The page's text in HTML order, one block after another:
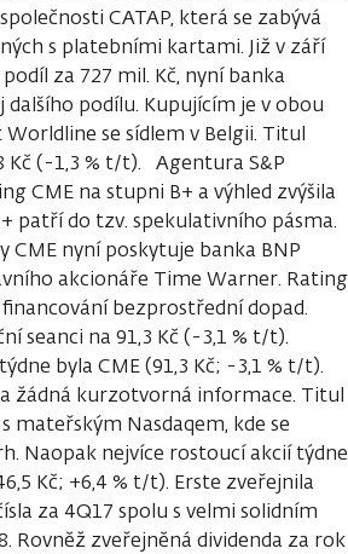
CATAP, která se zabývá
s platebními kartami. Již v září
za 727 mil. Kč, nyní banka
podílu. Kupujícím je v obou
se sídlem v Belgii. Titul
Kč (-1,3 % t/t). Agentura S&P
CME na stupni B+ a výhled zvýšila
patří do tzv. spekulativního pásma.
CME nyní poskytuje banka BNP
akcionáře Time Warner. Rating
bezprostřední dopad.
seanci na 91,3 Kč (-3,1 % t/t).
byla CME (91,3 Kč; -3,1 % t/t).
žádná kurzotvorná informace. Titul
mateřským Nasdaqem, kde se
Naopak nejvíce rostoucí akcií týdne
Kč; +6,4 % t/t). Erste zveřejnila
za 4Q17 spolu s velmi solidním
Rovněž zveřejněná dividenda za rok